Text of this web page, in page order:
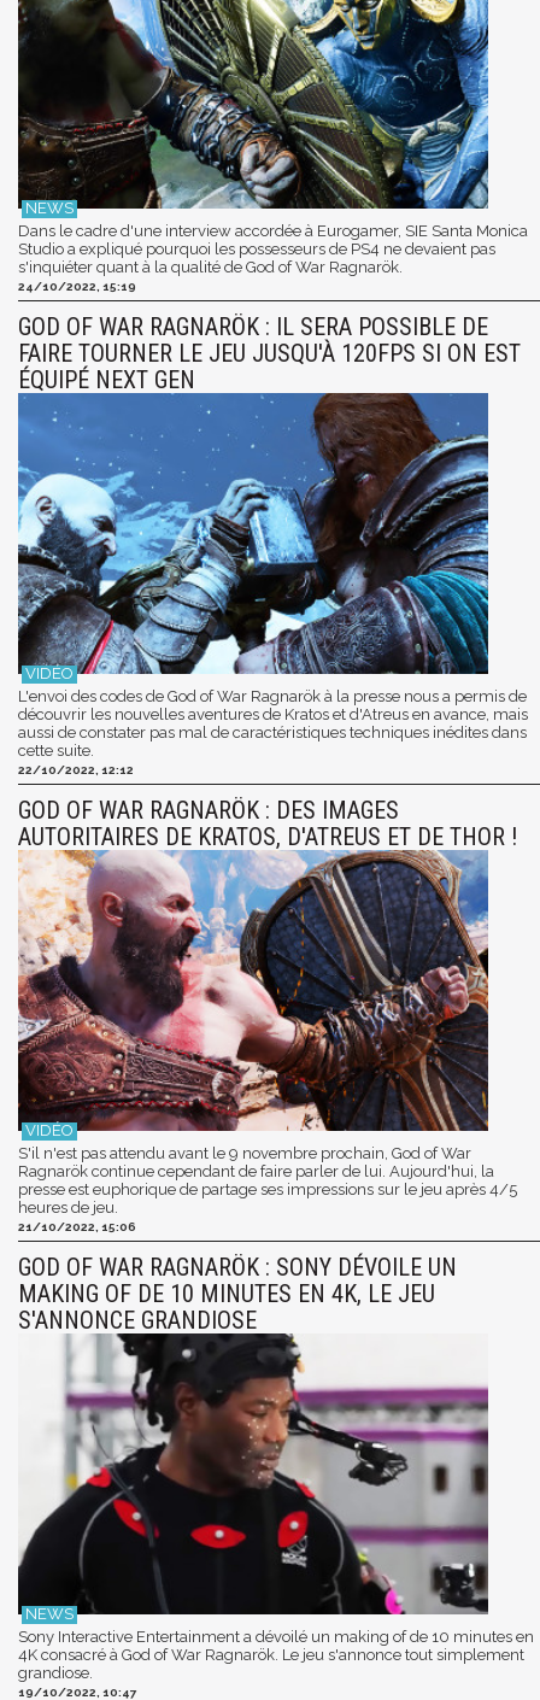
Dans le cadre d'une interview accordée à Eurogamer, SIE Santa Monica
Studio a expliqué pourquoi les possesseurs de PS4 ne devaient pas
s'inquiéter quant à la qualité de God of War Ragnarök.
24/10/2022, 15:19
GOD OF WAR RAGNARÖK : IL SERA POSSIBLE DE
FAIRE TOURNER LE JEU JUSQU'À 120FPS SI ON EST
ÉQUIPÉ NEXT GEN
L'envoi des codes de God of War Ragnarök à la presse nous a permis de
découvrir les nouvelles aventures de Kratos et d'Atreus en avance, mais
aussi de constater pas mal de caractéristiques techniques inédites dans
cette suite.
22/10/2022, 12:12
GOD OF WAR RAGNARÖK : DES IMAGES
AUTORITAIRES DE KRATOS, D'ATREUS ET DE THOR !
S'il n'est pas attendu avant le 9 novembre prochain, God of War
Ragnarök continue cependant de faire parler de lui. Aujourd'hui, la
presse est euphorique de partage ses impressions sur le jeu après 4/5
heures de jeu.
21/10/2022, 15:06
GOD OF WAR RAGNARÖK : SONY DÉVOILE UN
MAKING OF DE 10 MINUTES EN 4K, LE JEU
S'ANNONCE GRANDIOSE
Sony Interactive Entertainment a dévoilé un making of de 10 minutes en
4K consacré à God of War Ragnarök. Le jeu s'annonce tout simplement
grandiose.
19/10/2022, 10:47